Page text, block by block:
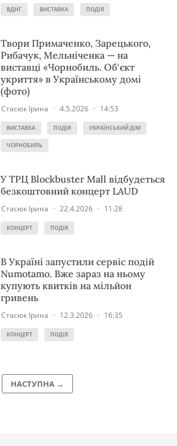
ВДНГ ВИСТАВКА ПОДІЯ
Твори Примаченко, Зарецького,
Рибачук, Мельніченка — на
виставці «Чорнобиль. Об‘єкт
укриття» в Українському домі
(фото)
Стасюк Ірина · 4.5.2026 · 14:53
ВИСТАВКА ПОДІЯ УКРАЇНСЬКИЙ ДІМ
ЧОРНОБИЛЬ
У ТРЦ Blockbuster Mall відбудеться
безкоштовний концерт LAUD
Стасюк Ірина · 22.4.2026 · 11:28
КОНЦЕРТ ПОДІЯ
В Україні запустили сервіс подій
Numotamo. Вже зараз на ньому
купують квитків на мільйон
гривень
Стасюк Ірина · 12.3.2026 · 16:35
КОНЦЕРТ ПОДІЯ
НАСТУПНА →